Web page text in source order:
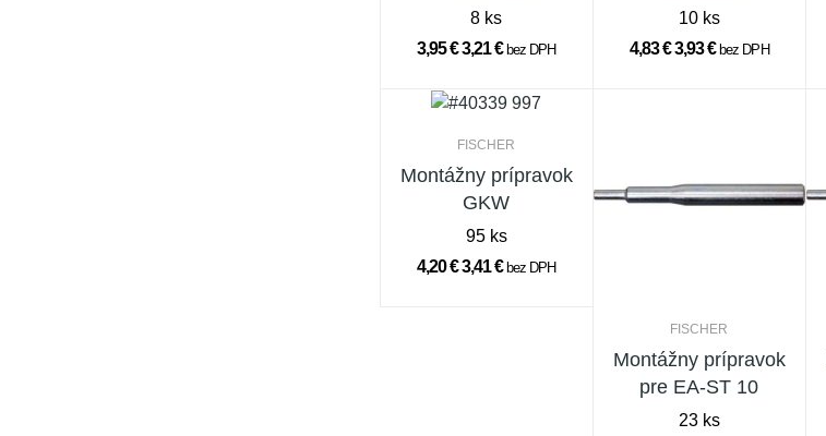
8 ks
3,95 €3,21 €bez DPH
8/50mm Zn
10 ks
4,83 €3,93 €bez DPH
FISCHER
Montážny prípravok
GKW
95 ks
4,20 €3,41 €bez DPH
FISCHER
Montážny prípravok
pre EA-ST 10
23 ks